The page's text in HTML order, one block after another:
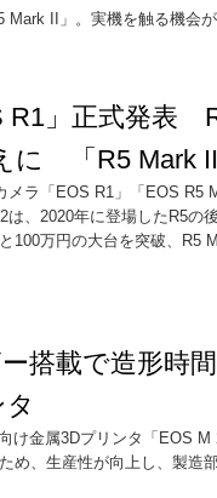
Mark II」。実機を触る機会
R1」正式発表
に 「R5 Mark
メラ「EOS R1」「EOS R5
、2020年に登場したR5の
100万円の大台を突破、R5
搭載で造形時
け金属3Dプリンタ「EOS
め、生産性が向上し、製造